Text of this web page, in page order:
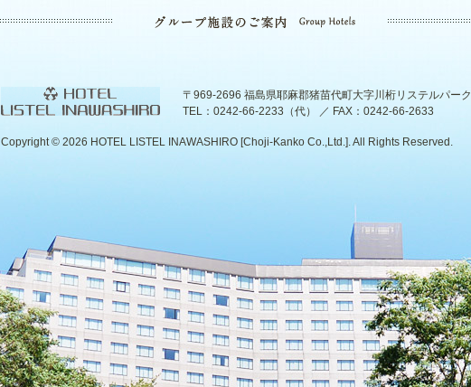
〒969-2696 福島県耶麻郡猪苗代町大字川桁リステルパーク
TEL：0242-66-2233（代） ／ FAX：0242-66-2633
Copyright © 2026 HOTEL LISTEL INAWASHIRO [Choji-Kanko Co.,Ltd.]. All Rights Reserved.